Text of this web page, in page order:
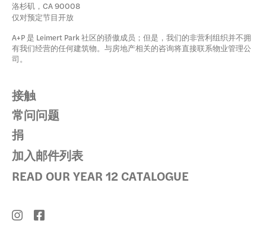
洛杉矶，CA 90008
仅对预定节目开放
A+P 是 Leimert Park 社区的骄傲成员；但是，我们的非营利组织并不拥
有我们经营的任何建筑物。与房地产相关的咨询将直接联系物业管理公
司。
接触
常问问题
捐
加入邮件列表
READ OUR YEAR 12 CATALOGUE